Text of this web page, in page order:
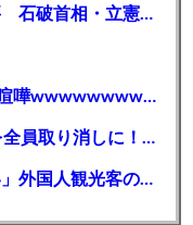
ガソリン減税、１兆円の財源必要 石破首相・立憲野田氏「財源は死に物狂いで確保しなければならない」「本当に死に物狂いで」
【悲報】論客米山隆一、Xで夫婦喧嘩wwwwwwwwwwww
【芸能】高橋真麻「80代で免許を全員取り消しに！」 高齢ドライバーの事故問題で、高齢者の運転免許取り消し法を提案
【🗻】「富士山きれいに撮りたい」外国人観光客のレンタカー事故が急増…「ハンドルが逆で慣れず」、道の狭さも